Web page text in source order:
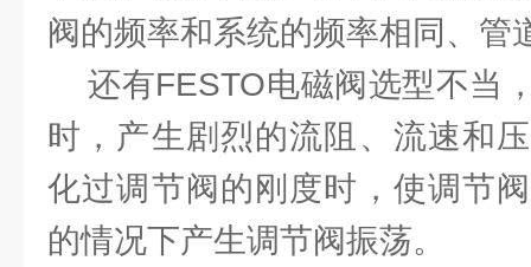
阀的频率和系统的频率相同、管
还有FESTO电磁阀选型不当
时，产生剧烈的流阻、流速和
化过调节阀的刚度时，使调节
的情况下产生调节阀振荡。